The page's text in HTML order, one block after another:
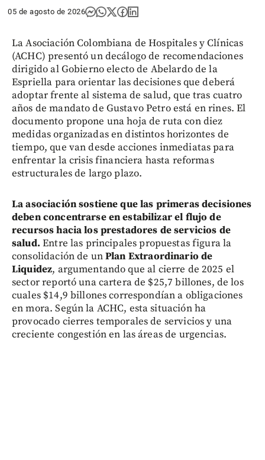
05 de agosto de 2026
La Asociación Colombiana de Hospitales y Clínicas
(ACHC) presentó un decálogo de recomendaciones
dirigido al Gobierno electo de Abelardo de la
Espriella para orientar las decisiones que deberá
adoptar frente al sistema de salud, que tras cuatro
años de mandato de Gustavo Petro está en rines. El
documento propone una hoja de ruta con diez
medidas organizadas en distintos horizontes de
tiempo, que van desde acciones inmediatas para
enfrentar la crisis financiera hasta reformas
estructurales de largo plazo.
La asociación sostiene que las primeras decisiones
deben concentrarse en estabilizar el flujo de
recursos hacia los prestadores de servicios de
salud.Entre las principales propuestas figura la
consolidación de unPlan Extraordinario de
Liquidez, argumentando que al cierre de 2025 el
sector reportó una cartera de $25,7 billones, de los
cuales $14,9 billones correspondían a obligaciones
en mora. Según la ACHC, esta situación ha
provocado cierres temporales de servicios y una
creciente congestión en las áreas de urgencias.